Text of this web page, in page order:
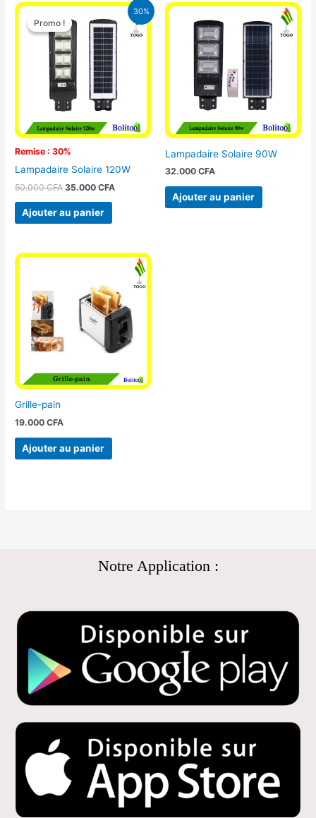
30%
Promo !
Remise : 30%
Promo !
Lampadaire Solaire 120W
50.000CFA
Le
prix
initial
était :
50.000 CFA.
35.000CFA
Le
prix
actuel
est :
35.000 CFA.
Ajouter au panier
Lampadaire Solaire 90W
32.000 CFA
Ajouter au panier
Grille-pain
19.000CFA
Ajouter au panier
Notre Application :